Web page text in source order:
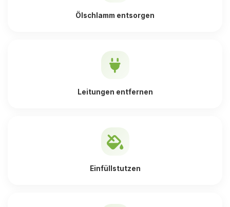
Ölschlamm entsorgen
Leitungen entfernen
Einfüllstutzen